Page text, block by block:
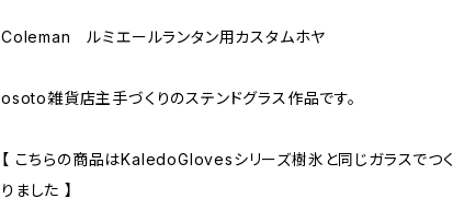
Coleman ルミエールランタン用カスタムホヤ
osoto雑貨店主手づくりのステンドグラス作品です。
【 こちらの商品はKaledoGlovesシリーズ樹氷と同じガラスでつく
りました 】